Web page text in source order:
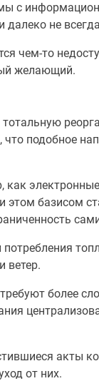
с
не
чем-то
желающий.
подобное
базисом
ветер.
более
акты
от них.